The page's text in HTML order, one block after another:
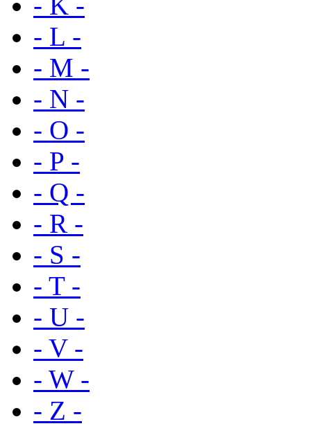
- L -
- M -
- N -
- O -
- P -
- Q -
- R -
- S -
- T -
- U -
- V -
- W -
- Z -